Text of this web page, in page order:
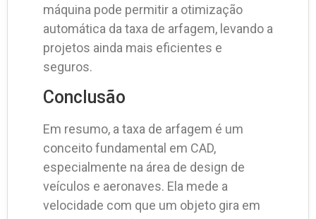
máquina pode permitir a otimização
automática da taxa de arfagem, levando a
projetos ainda mais eficientes e
seguros.
Conclusão
Em resumo, a taxa de arfagem é um
conceito fundamental em CAD,
especialmente na área de design de
veículos e aeronaves. Ela mede a
velocidade com que um objeto gira em